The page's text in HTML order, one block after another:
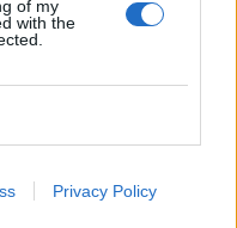
of my
with the
Privacy Policy